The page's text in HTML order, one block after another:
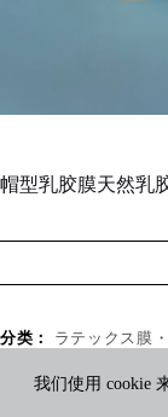
我们使用 cookie
帽型乳胶膜天然乳
分类： ラテックス膜